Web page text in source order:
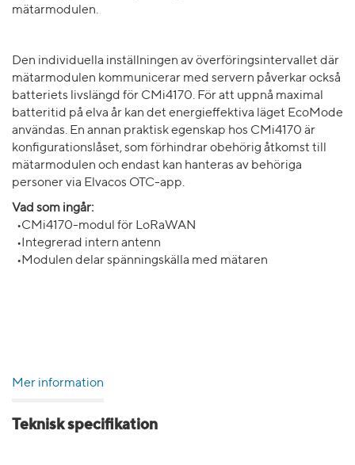
mätarmodulen.
Den individuella inställningen av överföringsintervallet där
mätarmodulen kommunicerar med servern påverkar också
batteriets livslängd för CMi4170. För att uppnå maximal
batteritid på elva år kan det energieffektiva läget EcoMode
användas. En annan praktisk egenskap hos CMi4170 är
konfigurationslåset, som förhindrar obehörig åtkomst till
mätarmodulen och endast kan hanteras av behöriga
personer via Elvacos OTC-app.
Vad som ingår:
•CMi4170-modul för LoRaWAN
•Integrerad intern antenn
•Modulen delar spänningskälla med mätaren
Mer information
Teknisk specifikation